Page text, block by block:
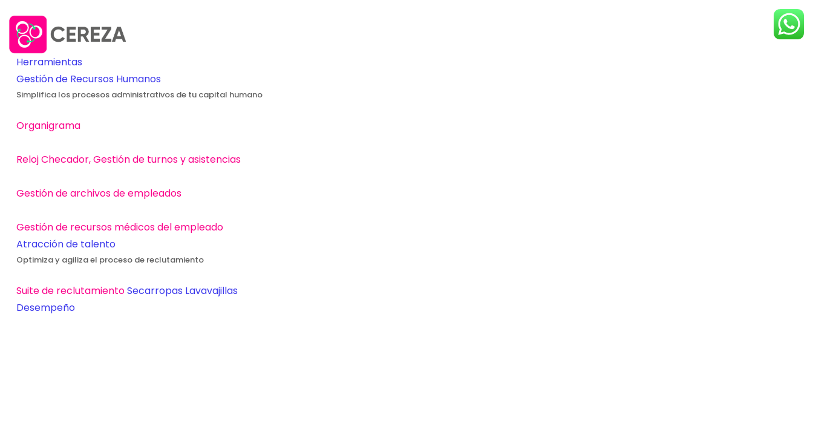
Herramientas
Gestión de Recursos Humanos
Simplifica los procesos administrativos de tu capital humano
Organigrama
Reloj Checador, Gestión de turnos y asistencias
Gestión de archivos de empleados
Gestión de recursos médicos del empleado
Atracción de talento
Optimiza y agiliza el proceso de reclutamiento
Suite de reclutamientoSecarropas Lavavajillas
Desempeño